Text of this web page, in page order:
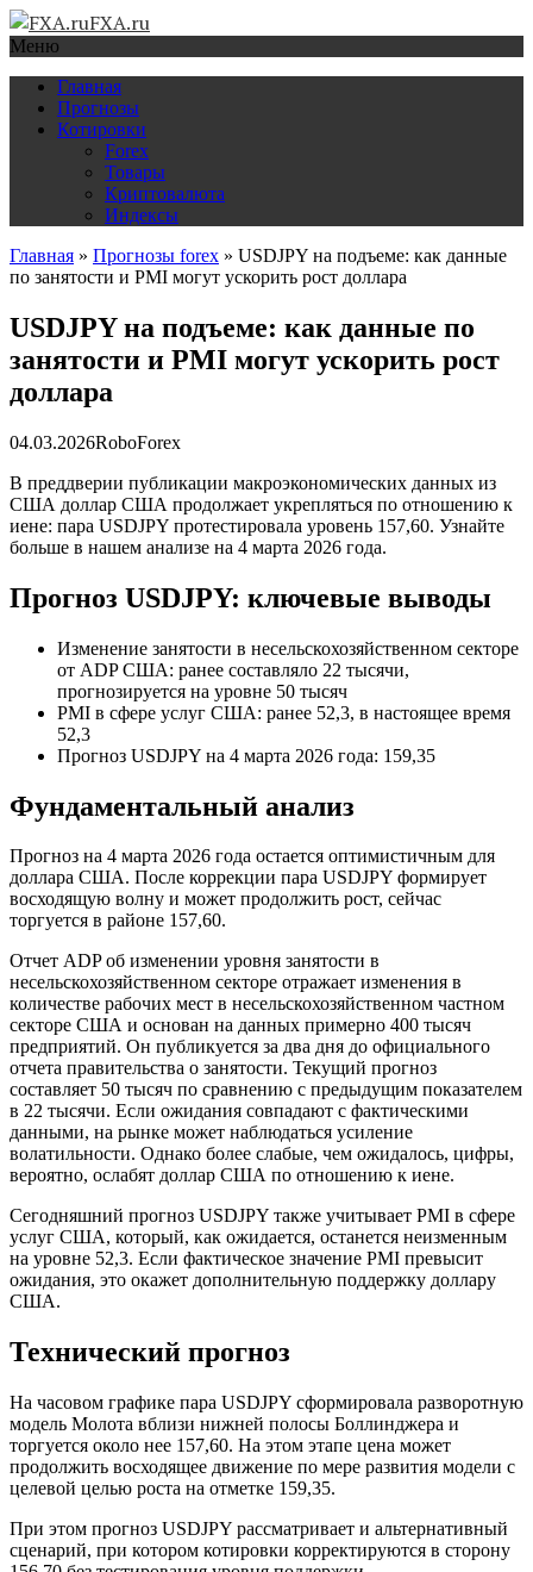
FXA.ru
Меню
Главная
Прогнозы
Котировки
Forex
Товары
Криптовалюта
Индексы
Главная » Прогнозы forex » USDJPY на подъеме: как данные
по занятости и PMI могут ускорить рост доллара
USDJPY на подъеме: как данные по
занятости и PMI могут ускорить рост
доллара
04.03.2026RoboForex
В преддверии публикации макроэкономических данных из
США доллар США продолжает укрепляться по отношению к
иене: пара USDJPY протестировала уровень 157,60. Узнайте
больше в нашем анализе на 4 марта 2026 года.
Прогноз USDJPY: ключевые выводы
Изменение занятости в несельскохозяйственном секторе
от ADP США: ранее составляло 22 тысячи,
прогнозируется на уровне 50 тысяч
PMI в сфере услуг США: ранее 52,3, в настоящее время
52,3
Прогноз USDJPY на 4 марта 2026 года: 159,35
Фундаментальный анализ
Прогноз на 4 марта 2026 года остается оптимистичным для
доллара США. После коррекции пара USDJPY формирует
восходящую волну и может продолжить рост, сейчас
торгуется в районе 157,60.
Отчет ADP об изменении уровня занятости в
несельскохозяйственном секторе отражает изменения в
количестве рабочих мест в несельскохозяйственном частном
секторе США и основан на данных примерно 400 тысяч
предприятий. Он публикуется за два дня до официального
отчета правительства о занятости. Текущий прогноз
составляет 50 тысяч по сравнению с предыдущим показателем
в 22 тысячи. Если ожидания совпадают с фактическими
данными, на рынке может наблюдаться усиление
волатильности. Однако более слабые, чем ожидалось, цифры,
вероятно, ослабят доллар США по отношению к иене.
Сегодняшний прогноз USDJPY также учитывает PMI в сфере
услуг США, который, как ожидается, останется неизменным
на уровне 52,3. Если фактическое значение PMI превысит
ожидания, это окажет дополнительную поддержку доллару
США.
Технический прогноз
На часовом графике пара USDJPY сформировала разворотную
модель Молота вблизи нижней полосы Боллинджера и
торгуется около нее 157,60. На этом этапе цена может
продолжить восходящее движение по мере развития модели с
целевой целью роста на отметке 159,35.
При этом прогноз USDJPY рассматривает и альтернативный
сценарий, при котором котировки корректируются в сторону